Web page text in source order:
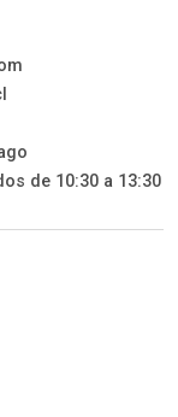
de 10:30 a 13:30